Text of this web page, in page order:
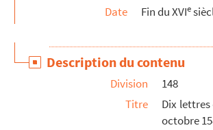
Ms Granvelle 100. Supplément aux lettres
Ms Granvelle 102. Supplément aux lettres
Ms Granvelle 103. Supplément à la
Date
Fin du XVIe
Description du contenu
Division
148
Titre
Dix lettres
octobre